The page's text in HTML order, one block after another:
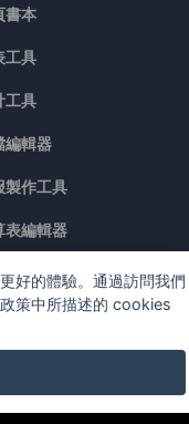
書本
工具
工具
編輯器
製作工具
表編輯器
版權所有。 服務條款
好的體驗。通過訪問我們
策中所描述的 cookies